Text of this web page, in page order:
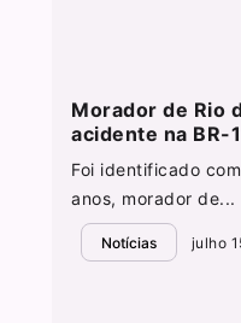
Morador de Rio
acidente na BR-
Foi identificado
anos, morador de...
Notícias julho